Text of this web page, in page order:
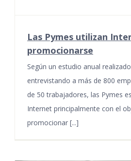
Las Pymes utilizan
promocionarse
Según un estudio anual
entrevistando a más de 800
de 50 trabajadores, las Pymes
Internet principalmente con el
promocionar [...]